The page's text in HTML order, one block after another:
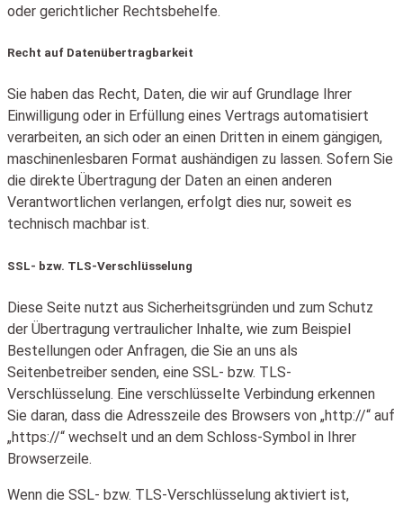
oder gerichtlicher Rechtsbehelfe.
Recht auf Daten­übertrag­barkeit
Sie haben das Recht, Daten, die wir auf Grundlage Ihrer
Einwilligung oder in Erfüllung eines Vertrags automatisiert
verarbeiten, an sich oder an einen Dritten in einem gängigen,
maschinenlesbaren Format aushändigen zu lassen. Sofern Sie
die direkte Übertragung der Daten an einen anderen
Verantwortlichen verlangen, erfolgt dies nur, soweit es
technisch machbar ist.
SSL- bzw. TLS-Verschlüsselung
Diese Seite nutzt aus Sicherheitsgründen und zum Schutz
der Übertragung vertraulicher Inhalte, wie zum Beispiel
Bestellungen oder Anfragen, die Sie an uns als
Seitenbetreiber senden, eine SSL- bzw. TLS-
Verschlüsselung. Eine verschlüsselte Verbindung erkennen
Sie daran, dass die Adresszeile des Browsers von „http://“ auf
„https://“ wechselt und an dem Schloss-Symbol in Ihrer
Browserzeile.
Wenn die SSL- bzw. TLS-Verschlüsselung aktiviert ist,